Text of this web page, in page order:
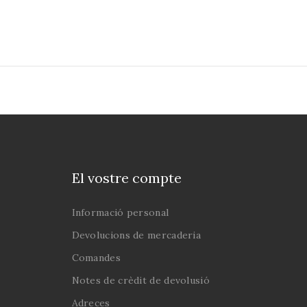
no recull cap
del creador
en l’estudi
constitueix un
de les lletres
i entendre les
circumstàncies
El vostre compte
Informació personal
Devolucions de mercaderia
Comandes
Notes de crèdit de devolusió
Adreces